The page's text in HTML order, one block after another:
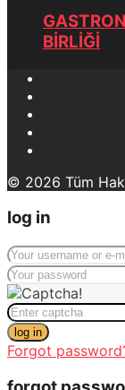
BİRLİĞİ
© 2026 Tüm
log in
log in
Forgot